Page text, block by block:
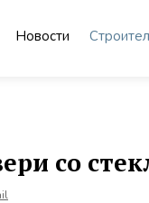
Новости
со